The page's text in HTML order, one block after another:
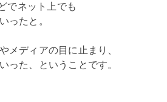
でネット上でも
ったと。
メディアの目に止まり、
った、ということです。